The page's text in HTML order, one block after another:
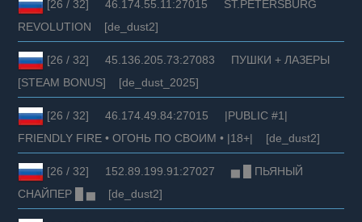
[26 / 32] 46.174.55.11:27015 ST.PETERSBURG
REVOLUTION [de_dust2]
[26 / 32] 45.136.205.73:27083 ПУШКИ + ЛАЗЕРЫ
[STEAM BONUS] [de_dust_2025]
[26 / 32] 46.174.49.84:27015 |PUBLIC #1|
FRIENDLY FIRE • ОГОНЬ ПО СВОИМ • |18+| [de_dust2]
[26 / 32] 152.89.199.91:27027 ▅ █ ПЬЯНЫЙ
СНАЙПЕР █ ▅ [de_dust2]